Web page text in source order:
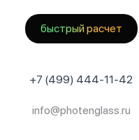
быстрый расчет
+7 (499) 444-11-42
info@photenglass.ru